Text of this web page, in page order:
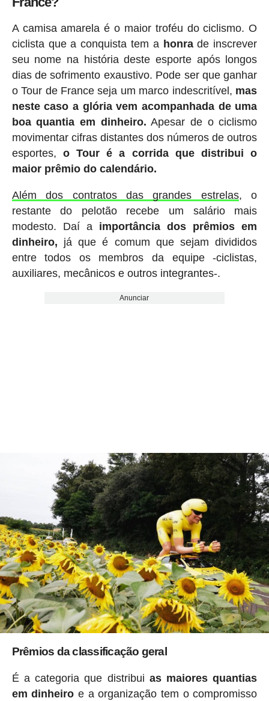
A camisa amarela é o maior troféu do ciclismo. O
ciclista que a conquista tem a honrade inscrever
seu nome na história deste esporte após longos
dias de sofrimento exaustivo. Pode ser que ganhar
o Tour de France seja um marco indescritível, mas
neste caso a glória vem acompanhada de uma
boa quantia em dinheiro. Apesar de o ciclismo
movimentar cifras distantes dos números de outros
esportes, o Tour é a corrida que distribui o
maior prêmio do calendário.
Além dos contratos das grandes estrelas, o
restante do pelotão recebe um salário mais
modesto. Daí a importância dos prêmios em
dinheiro, já que é comum que sejam divididos
entre todos os membros da equipe -ciclistas,
auxiliares, mecânicos e outros integrantes-.
Anunciar
Prêmios da classificação geral
É a categoria que distribui as maiores quantias
em dinheiro e a organização tem o compromisso